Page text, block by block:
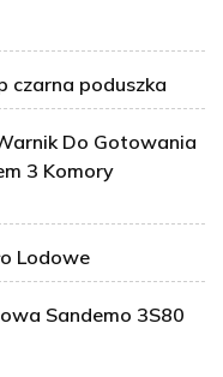
czarna poduszka
Do Gotowania
3 Komory
Lodowe
Sandemo 3S80